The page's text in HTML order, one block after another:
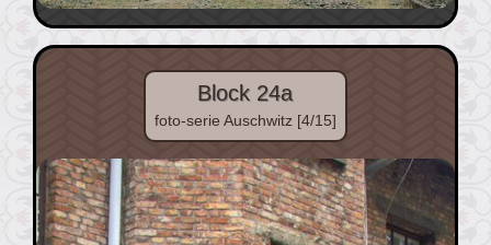
Block 24a
foto-serie Auschwitz [4/15]